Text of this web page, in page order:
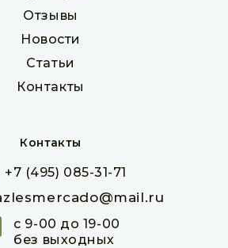
х 96 х 6000 мм, сосна, класс B
Товар в наличии
Отзывы
Новости
Статьи
Контакты
Контакты
+7 (495) 085-31-71
с 9-00 до 19-00
без выходных